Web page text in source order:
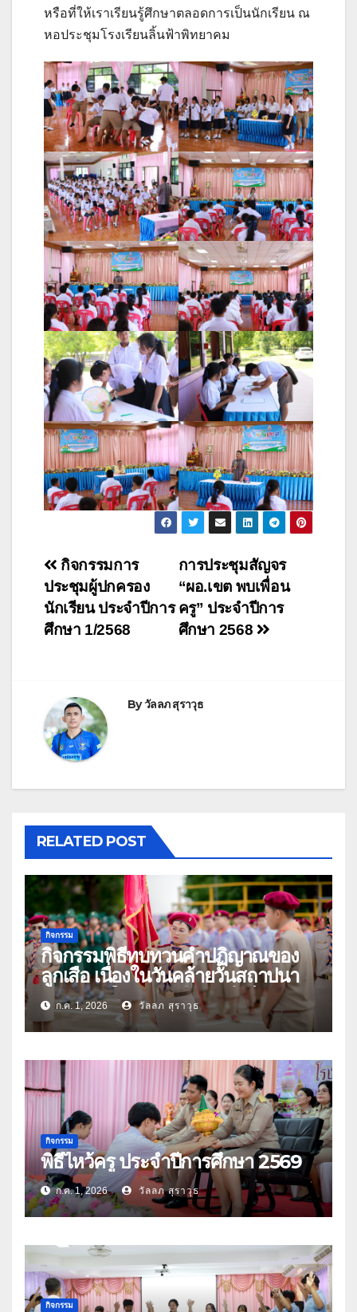
หรือที่ให้เราเรียนรู้ศึกษาตลอดการเป็นนักเรียน ณ
หอประชุมโรงเรียนลิ้นฟ้าพิทยาคม
การประชุมสัญจร
“ผอ.เขต พบเพื่อน
ครู” ประจำปีการ
ศึกษา 2568
กิจกรรมการ
ประชุมผู้ปกครอง
นักเรียน ประจำปีการ
ศึกษา 1/2568
Byวัลลภ สุราวุธ
RELATED POST
กิจกรรม
กิจกรรมพิธีทบทวนคำปฏิญาณของ
ลูกเสือ เนื่องในวันคล้ายวันสถาปนา
คณะลูกเสือแห่งชาติ ประจำปี 2569
ก.ค. 1, 2026 วัลลภ สุราวุธ
กิจกรรม
พิธีไหว้ครู ประจำปีการศึกษา 2569
ก.ค. 1, 2026 วัลลภ สุราวุธ
กิจกรรม